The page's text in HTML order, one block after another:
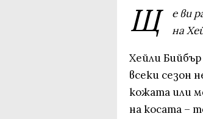
Щ
е ви
на
Хейли
всеки сезон
кожата или
на косата –